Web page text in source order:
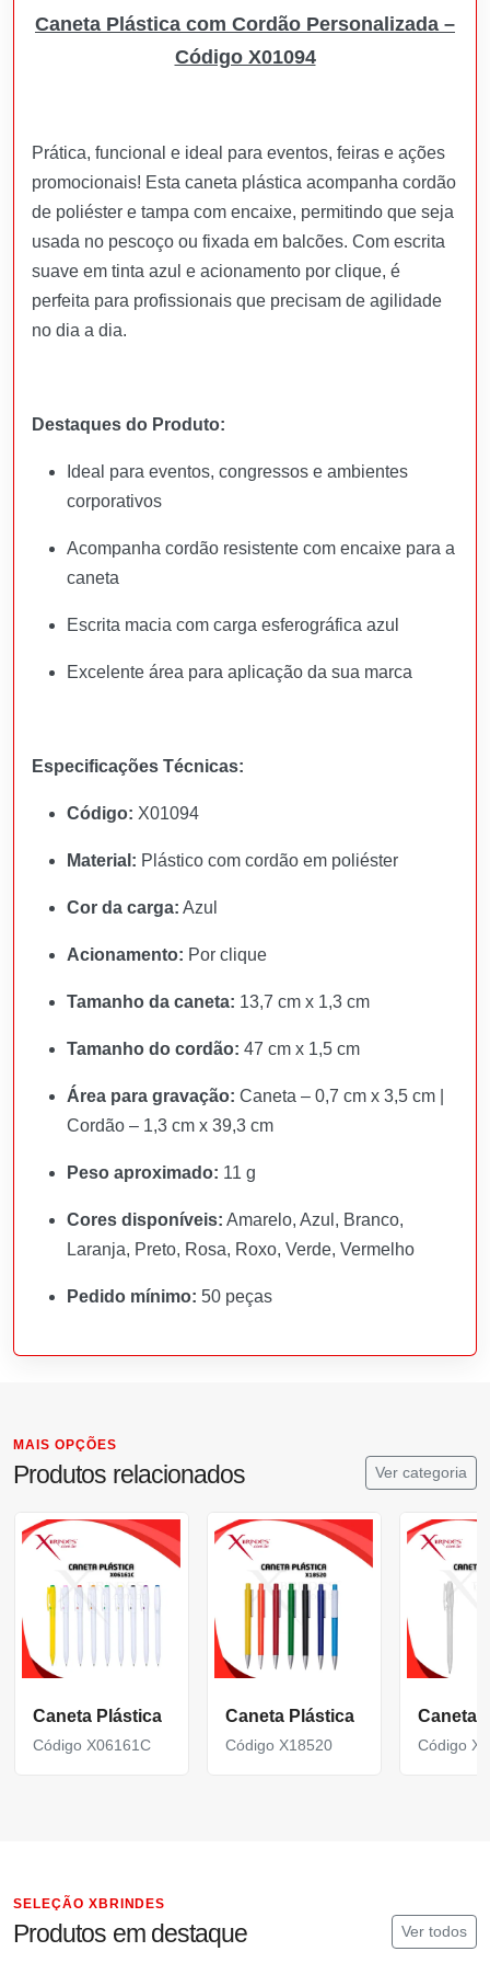
Caneta Plástica com Cordão Personalizada –
Código X01094
Prática, funcional e ideal para eventos, feiras e ações
promocionais! Esta caneta plástica acompanha cordão
de poliéster e tampa com encaixe, permitindo que seja
usada no pescoço ou fixada em balcões. Com escrita
suave em tinta azul e acionamento por clique, é
perfeita para profissionais que precisam de agilidade
no dia a dia.
Destaques do Produto:
Ideal para eventos, congressos e ambientes
corporativos
Acompanha cordão resistente com encaixe para a
caneta
Escrita macia com carga esferográfica azul
Excelente área para aplicação da sua marca
Especificações Técnicas:
Código: X01094
Material: Plástico com cordão em poliéster
Cor da carga: Azul
Acionamento: Por clique
Tamanho da caneta: 13,7 cm x 1,3 cm
Tamanho do cordão: 47 cm x 1,5 cm
Área para gravação: Caneta – 0,7 cm x 3,5 cm |
Cordão – 1,3 cm x 39,3 cm
Peso aproximado: 11 g
Cores disponíveis: Amarelo, Azul, Branco,
Laranja, Preto, Rosa, Roxo, Verde, Vermelho
Pedido mínimo: 50 peças
MAIS OPÇÕES
Produtos relacionados Ver categoria
Caneta Plástica
Código X06161C
Caneta Plástica
Código X18520
Caneta
Código
SELEÇÃO XBRINDES
Produtos em destaque Ver todos